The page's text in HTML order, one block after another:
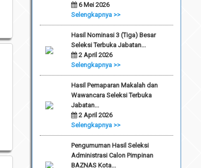
6 Mei 2026
Selengkapnya >>
Hasil Nominasi 3 (Tiga) Besar
Seleksi Terbuka Jabatan...
2 April 2026
Selengkapnya >>
Hasil Pemaparan Makalah dan
Wawancara Seleksi Terbuka
Jabatan...
2 April 2026
Selengkapnya >>
Pengumuman Hasil Seleksi
Administrasi Calon Pimpinan
BAZNAS Kota...